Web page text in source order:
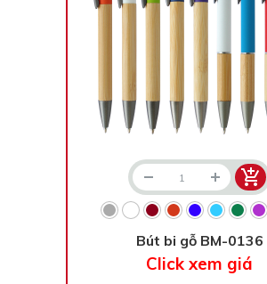
Bút bi gỗ BM-0136
Click xem giá